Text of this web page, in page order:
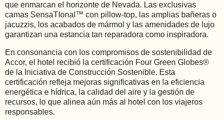
que enmarcan el horizonte de Nevada. Las exclusivas
camas SensaTIonal™ con pillow-top, las amplias bañeras o
jacuzzis, los acabados de mármol y las amenidades de lujo
garantizan una estancia tan reparadora como inspiradora.
En consonancia con los compromisos de sostenibilidad de
Accor, el hotel recibió la certificación Four Green Globes®
de la Iniciativa de Construcción Sostenible. Esta
certificación refleja mejoras significativas en la eficiencia
energética e hídrica, la calidad del aire y la gestión de
recursos, lo que alinea aún más al hotel con los viajeros
responsables.